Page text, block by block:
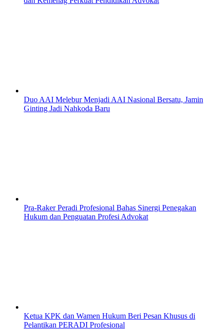
Duo AAI Melebur Menjadi AAI Nasional Bersatu, Jamin
Ginting Jadi Nahkoda Baru
Pra-Raker Peradi Profesional Bahas Sinergi Penegakan
Hukum dan Penguatan Profesi Advokat
Ketua KPK dan Wamen Hukum Beri Pesan Khusus di
Pelantikan PERADI Profesional